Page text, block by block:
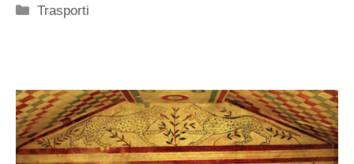
Categorie
Trasporti